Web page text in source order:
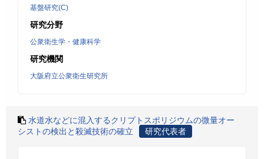
基盤研究(C)
研究分野
公衆衛生学・健康科学
研究機関
大阪府立公衆衛生研究所
水道水などに混入するクリプトスポリジウムの微量オー
シストの検出と殺滅技術の確立
研究代表者